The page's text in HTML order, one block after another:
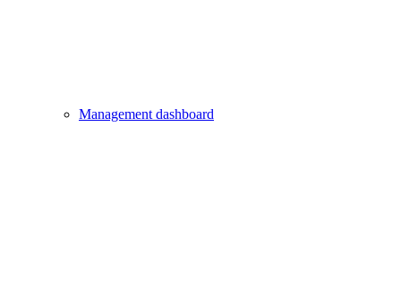
Management dashboard